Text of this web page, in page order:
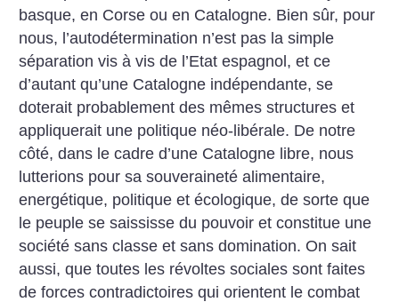
basque, en Corse ou en Catalogne. Bien sûr, pour
nous, l’autodétermination n’est pas la simple
séparation vis à vis de l’Etat espagnol, et ce
d’autant qu’une Catalogne indépendante, se
doterait probablement des mêmes structures et
appliquerait une politique néo-libérale. De notre
côté, dans le cadre d’une Catalogne libre, nous
lutterions pour sa souveraineté alimentaire,
energétique, politique et écologique, de sorte que
le peuple se saississe du pouvoir et constitue une
société sans classe et sans domination. On sait
aussi, que toutes les révoltes sociales sont faites
de forces contradictoires qui orientent le combat